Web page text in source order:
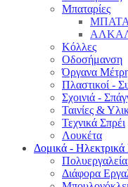
Μπαταρίες
Κόλλες
Οδοσήμανση
Όργανα
Πλαστικοί -
Σχοινιά -
Ταινίες &
Τεχνικά Σπρέι
Λουκέτα
Δομικά - Ηλεκτρικά
Διάφορα